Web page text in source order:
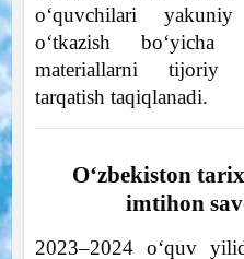
o‘quvchilari
o‘tkazish
materiallarni tijoriy
tarqatish taqiqlanadi.
O‘zbekiston
imtihon
2023–2024 o‘quv